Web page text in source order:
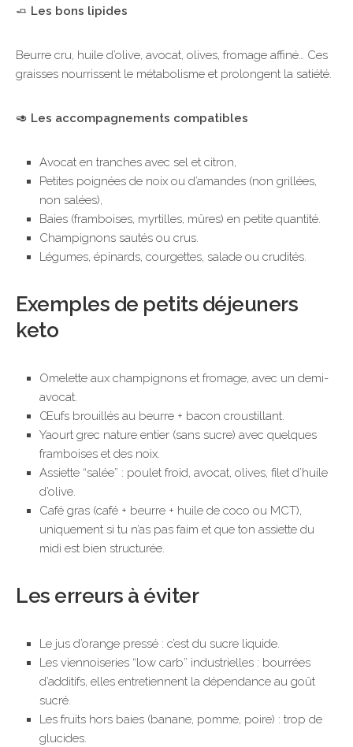
🧈 Les bons lipides
Beurre cru, huile d’olive, avocat, olives, fromage affiné… Ces
graisses nourrissent le métabolisme et prolongent la satiété.
🥑 Les accompagnements compatibles
Avocat en tranches avec sel et citron,
Petites poignées de noix ou d’amandes (non grillées,
non salées),
Baies (framboises, myrtilles, mûres) en petite quantité.
Champignons sautés ou crus.
Légumes, épinards, courgettes, salade ou crudités.
Exemples de petits déjeuners
keto
Omelette aux champignons et fromage, avec un demi-
avocat.
Œufs brouillés au beurre + bacon croustillant.
Yaourt grec nature entier (sans sucre) avec quelques
framboises et des noix.
Assiette “salée” : poulet froid, avocat, olives, filet d’huile
d’olive.
Café gras (café + beurre + huile de coco ou MCT),
uniquement si tu n’as pas faim et que ton assiette du
midi est bien structurée.
Les erreurs à éviter
Le jus d’orange pressé : c’est du sucre liquide.
Les viennoiseries “low carb” industrielles : bourrées
d’additifs, elles entretiennent la dépendance au goût
sucré.
Les fruits hors baies (banane, pomme, poire) : trop de
glucides.